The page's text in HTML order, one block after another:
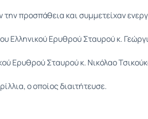
προσπάθεια και συμμετείχαν
Ελληνικού Ερυθρού Σταυρού κ.
Ερυθρού Σταυρού κ. Νικόλαο
ο οποίος διαιτήτευσε.